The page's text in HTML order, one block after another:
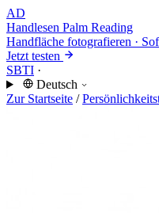
AD
Handlesen Palm Reading
Handfläche fotografieren ·
Jetzt testen
SBTI ·
Deutsch
Zur Startseite /